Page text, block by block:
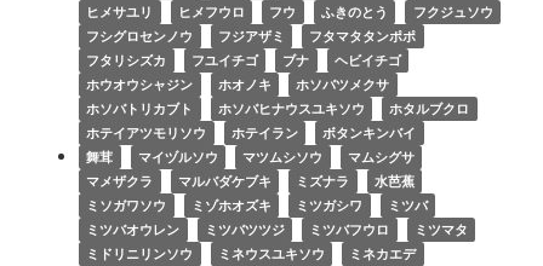
ヒメサユリ
ヒメフウロ フウ ふきのとう
フクジュソウ
フシグロセンノウ
フジアザミ
フタマタタンポポ
フタリシズカ
フユイチゴ ブナ
ヘビイチゴ
ホウオウシャジン
ホオノキ
ホソバツメクサ
ホソバトリカブト
ホソバヒナウスユキソウ
ホタルブクロ
ホテイアツモリソウ
ホテイラン
ボタンキンバイ
舞茸
マイヅルソウ マツムシソウ
マムシグサ
マメザクラ
マルバダケブキ ミズナラ
水芭蕉
ミソガワソウ
ミゾホオズキ ミツガシワ
ミツバ
ミツバオウレン
ミツバツツジ ミツバフウロ
ミツマタ
ミドリニリンソウ
ミネウスユキソウ ミネカエデ